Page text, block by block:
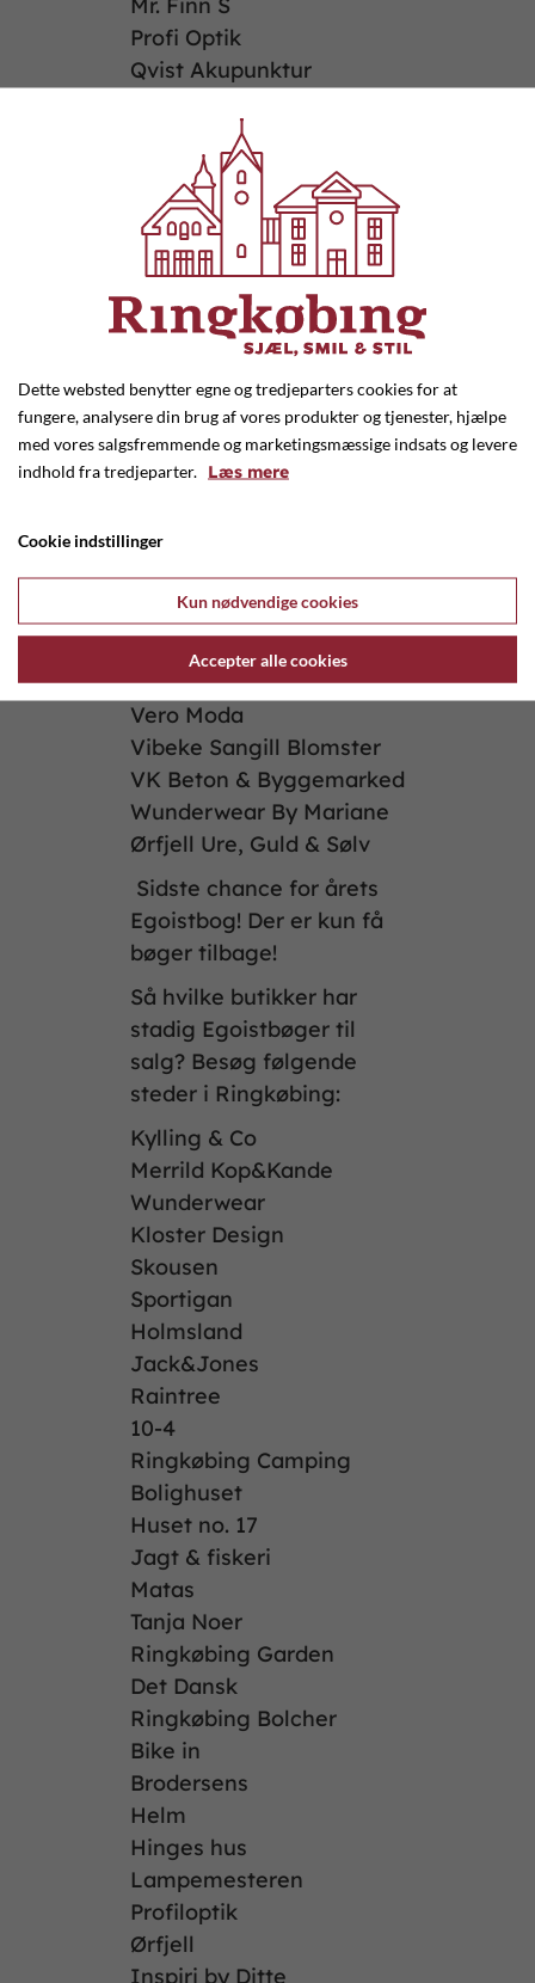
Profi Optik
Qvist Akupunktur
Rema1000
Restuarant Nordic
Ringkøbing Bolcher
Ringkøbing Børstebinderi
ApS
Ringkøbing Camping
Ringkøbing Flagstænger
RingkøbingGardens
Genbrugsbutik
Skoringen
Skousen
RINGKØBING
SuperBrugsen Ringkøbing
Tanja noer
Town Living
Trendhouse
Vero Moda
Vibeke Sangill Blomster
VK Beton & Byggemarked
Wunderwear By Mariane
Ørfjell Ure, Guld & Sølv
Sidste chance for årets
Egoistbog! Der er kun få
bøger tilbage!
Så hvilke butikker har
stadig Egoistbøger til
salg? Besøg følgende
steder i Ringkøbing:
Kylling & Co
Merrild Kop&Kande
Wunderwear
Kloster Design
Skousen
Sportigan
Holmsland
Jack&Jones
Raintree
10-4
Ringkøbing Camping
Bolighuset
Huset no. 17
Jagt & fiskeri
Matas
Tanja Noer
Ringkøbing Garden
Det Dansk
Ringkøbing Bolcher
Bike in
Brodersens
Helm
Hinges hus
Lampemesteren
Profiloptik
Ørfjell
Inspiri by Ditte
Dette websted benytter egne og tredjeparters cookies for at
fungere, analysere din brug af vores produkter og tjenester, hjælpe
med vores salgsfremmende og marketingsmæssige indsats og levere
indhold fra tredjeparter. Læs mere
Cookie indstillinger
Kun nødvendige cookies
Accepter alle cookies